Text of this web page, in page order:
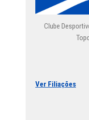
Clube
Ver Filiações